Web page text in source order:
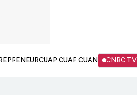
CUAP CUAP CUAN CNBC TV